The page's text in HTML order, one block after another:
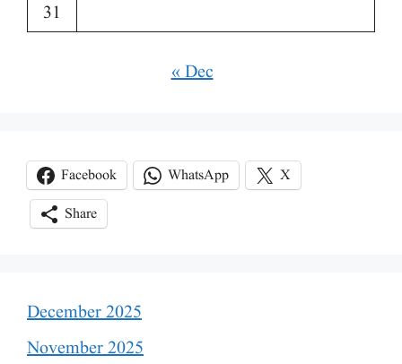
31
« Dec
Facebook WhatsApp
X
Share
December 2025
November 2025